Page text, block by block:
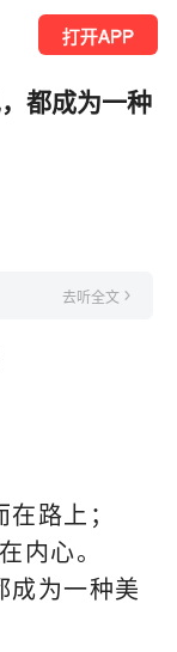
打开APP
都成为一种
去听全文
路上；
内心。
成为一种美